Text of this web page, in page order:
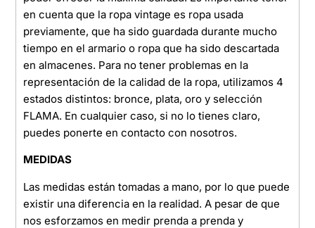
en cuenta que la ropa vintage es ropa usada
previamente, que ha sido guardada durante mucho
tiempo en el armario o ropa que ha sido descartada
en almacenes. Para no tener problemas en la
representación de la calidad de la ropa, utilizamos 4
estados distintos: bronce, plata, oro y selección
FLAMA. En cualquier caso, si no lo tienes claro,
puedes ponerte en contacto con nosotros.
MEDIDAS
Las medidas están tomadas a mano, por lo que puede
existir una diferencia en la realidad. A pesar de que
nos esforzamos en medir prenda a prenda y